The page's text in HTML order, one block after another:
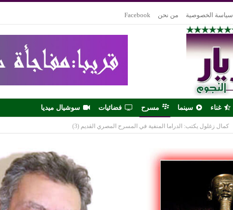
سياسة الخصوصية من نحن Facebook
غناء سينما مسرح فضائيات سوشيال ميديا
كمال زغلول يكتب: الدراما المنفية في المسرح المصري القديم (3)